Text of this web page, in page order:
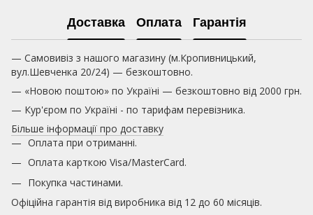
Доставка Оплата Гарантія
— Самовивіз з нашого магазину (м.Кропивницький,
вул.Шевченка 20/24) — безкоштовно.
— «Новою поштою» по Україні — безкоштовно від 2000 грн.
— Кур'єром по Україні - по тарифам перевізника.
Більше інформації про доставку
Оплата при отриманні.
Оплата карткою Visa/MasterCard.
Покупка частинами.
Офіційна гарантія від виробника від 12 до 60 місяців.